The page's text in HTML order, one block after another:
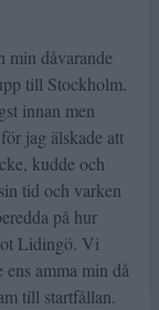
min dåvarande
till Stockholm.
innan men
jag älskade att
kudde och
tid och varken
på hur
Lidingö. Vi
amma min då
till startfållan.